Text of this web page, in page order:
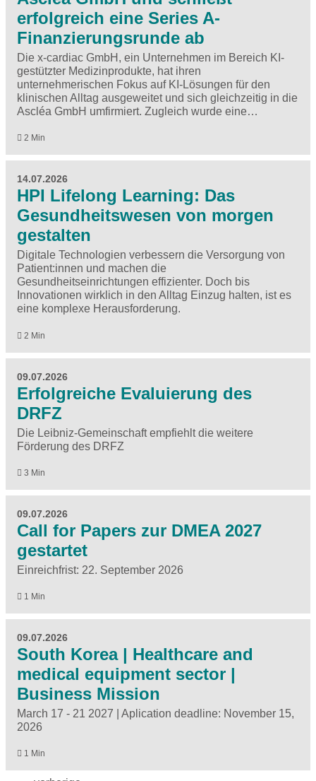
erfolgreich eine Series A-
Finanzierungsrunde ab
Die x-cardiac GmbH, ein Unternehmen im Bereich KI-
gestützter Medizinprodukte, hat ihren
unternehmerischen Fokus auf KI-Lösungen für den
klinischen Alltag ausgeweitet und sich gleichzeitig in die
Ascléa GmbH umfirmiert. Zugleich wurde eine…
2 Min
14.07.2026
HPI Lifelong Learning: Das
Gesundheitswesen von morgen
gestalten
Digitale Technologien verbessern die Versorgung von
Patient:innen und machen die
Gesundheitseinrichtungen effizienter. Doch bis
Innovationen wirklich in den Alltag Einzug halten, ist es
eine komplexe Herausforderung.
2 Min
09.07.2026
Erfolgreiche Evaluierung des
DRFZ
Die Leibniz-Gemeinschaft empfiehlt die weitere
Förderung des DRFZ
3 Min
09.07.2026
Call for Papers zur DMEA 2027
gestartet
Einreichfrist: 22. September 2026
1 Min
09.07.2026
South Korea | Healthcare and
medical equipment sector |
Business Mission
March 17 - 21 2027 | Aplication deadline: November 15,
2026
1 Min